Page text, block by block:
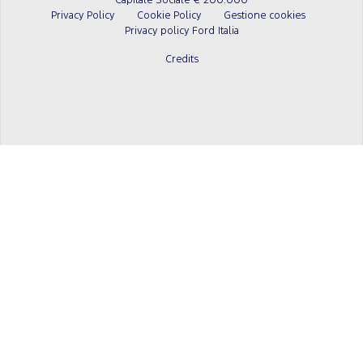
Privacy Policy
Cookie Policy
Gestione cookies
Privacy policy Ford Italia
Credits